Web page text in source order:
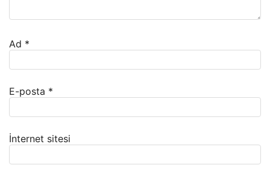
Ad *
E-posta *
İnternet sitesi